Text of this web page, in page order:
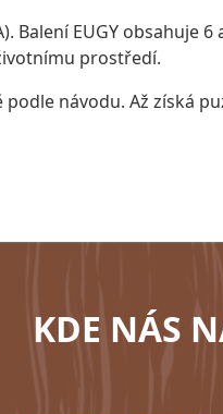
EUGY obsahuje
prostředí.
návodu. Až získá
KDE NÁS